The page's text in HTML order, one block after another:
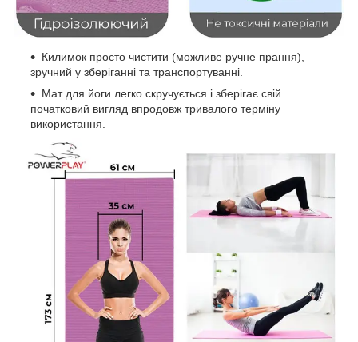
Килимок просто чистити (можливе ручне прання),
зручний у зберіганні та транспортуванні.
Мат для йоги легко скручується і зберігає свій
початковий вигляд впродовж тривалого терміну
використання.